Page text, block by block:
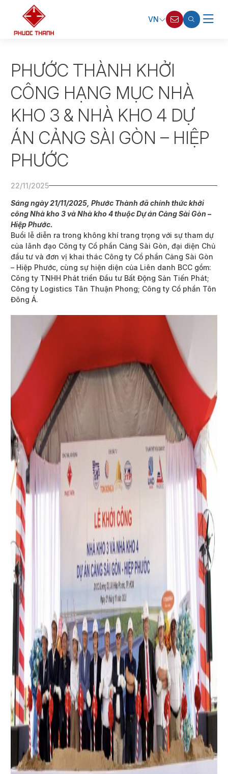
VN
PHƯỚC THÀNH KHỞI
CÔNG HẠNG MỤC NHÀ
KHO 3 & NHÀ KHO 4 DỰ
ÁN CẢNG SÀI GÒN – HIỆP
PHƯỚC
22/11/2025
Sáng ngày 21/11/2025, Phước Thành đã chính thức khởi
công Nhà kho 3 và Nhà kho 4 thuộc Dự án Cảng Sài Gòn –
Hiệp Phước.
Buổi lễ diễn ra trong không khí trang trọng với sự tham dự
của lãnh đạo Công ty Cổ phần Cảng Sài Gòn, đại diện Chủ
đầu tư và đơn vị khai thác Công ty Cổ phần Cảng Sài Gòn
– Hiệp Phước, cùng sự hiện diện của Liên danh BCC gồm:
Công ty TNHH Phát triển Đầu tư Bất Động Sản Tiến Phát;
Công ty Logistics Tân Thuận Phong; Công ty Cổ phần Tôn
Đông Á.